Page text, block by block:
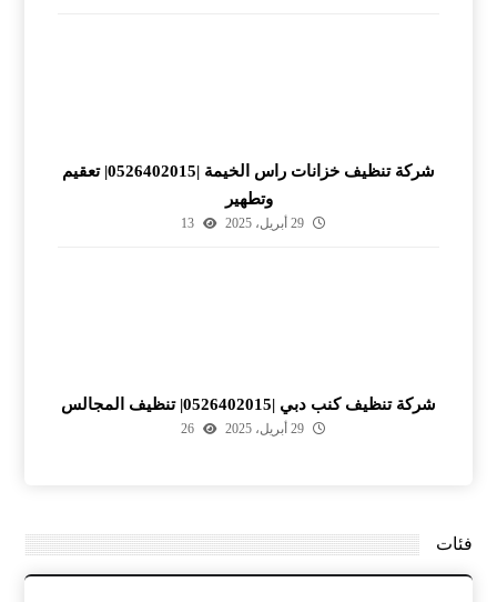
شركة تنظيف خزانات راس الخيمة |0526402015| تعقيم
وتطهير
29 أبريل، 2025 13
شركة تنظيف كنب دبي |0526402015| تنظيف المجالس
29 أبريل، 2025 26
فئات